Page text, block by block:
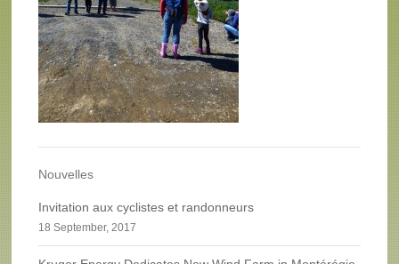
Nouvelles
Invitation aux cyclistes et randonneurs
18 September, 2017